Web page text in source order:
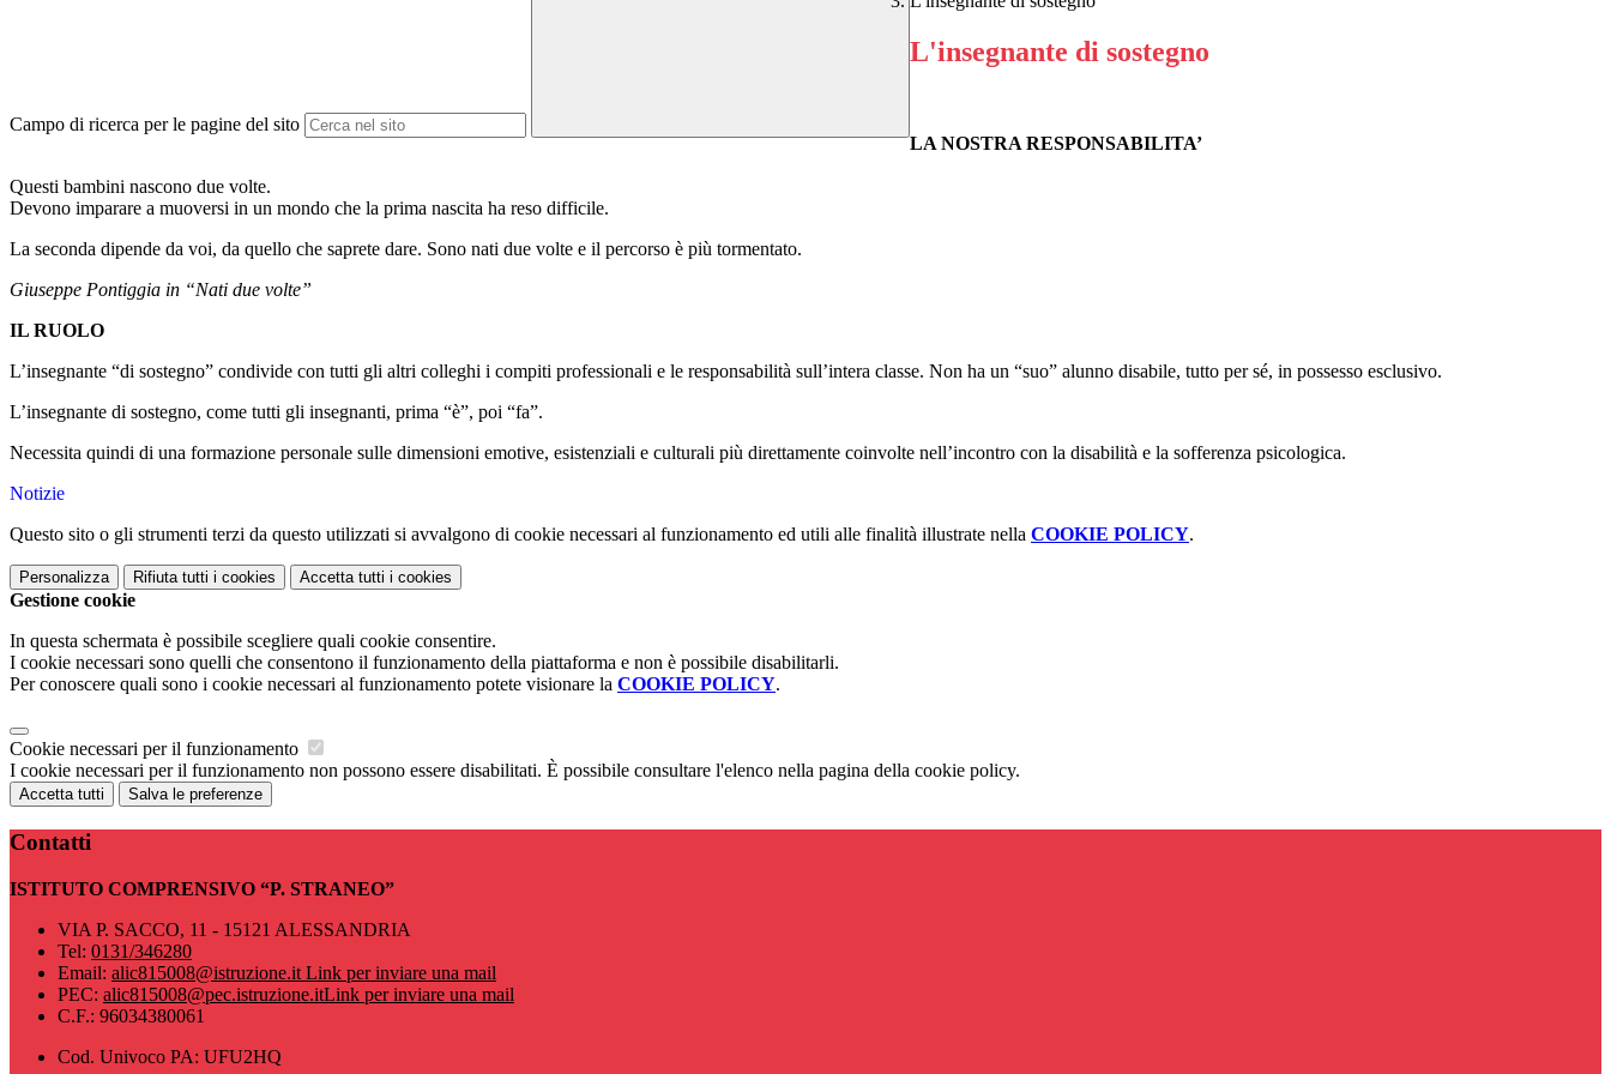
Campo di ricerca per le pagine del sito
L'insegnante di sostegno
LA NOSTRA RESPONSABILITA’
Questi bambini nascono due volte.
Devono imparare a muoversi in un mondo che la prima nascita ha reso difficile.
La seconda dipende da voi, da quello che saprete dare. Sono nati due volte e il percorso è più tormentato.
Giuseppe Pontiggia in “Nati due volte”
IL RUOLO
L’insegnante “di sostegno” condivide con tutti gli altri colleghi i compiti professionali e le responsabilità sull’intera classe. Non ha un “suo” alunno disabile, tutto per sé, in possesso esclusivo.
L’insegnante di sostegno, come tutti gli insegnanti, prima “è”, poi “fa”.
Necessita quindi di una formazione personale sulle dimensioni emotive, esistenziali e culturali più direttamente coinvolte nell’incontro con la disabilità e la sofferenza psicologica.
Notizie
Questo sito o gli strumenti terzi da questo utilizzati si avvalgono di cookie necessari al funzionamento ed utili alle finalità illustrate nella COOKIE POLICY.
Personalizza Rifiuta tutti i cookies Accetta tutti i cookies
Gestione cookie
In questa schermata è possibile scegliere quali cookie consentire.
I cookie necessari sono quelli che consentono il funzionamento della piattaforma e non è possibile disabilitarli.
Per conoscere quali sono i cookie necessari al funzionamento potete visionare la COOKIE POLICY.
Cookie necessari per il funzionamento
I cookie necessari per il funzionamento non possono essere disabilitati. È possibile consultare l'elenco nella pagina della cookie policy.
Accetta tutti Salva le preferenze
Contatti
ISTITUTO COMPRENSIVO “P. STRANEO”
VIA P. SACCO, 11 - 15121 ALESSANDRIA
Tel: 0131/346280
Email: alic815008@istruzione.it Link per inviare una mail
PEC: alic815008@pec.istruzione.itLink per inviare una mail
C.F.: 96034380061
Cod. Univoco PA: UFU2HQ